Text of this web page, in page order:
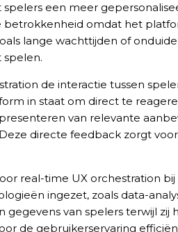
een meer
omdat het
lange wachttijden of
de interactie tussen
in staat om direct te
van relevante
directe feedback zorgt
real-time UX orchestration bij
ingezet, zoals data-
gegevens van spelers terwijl
de gebruikerservaring